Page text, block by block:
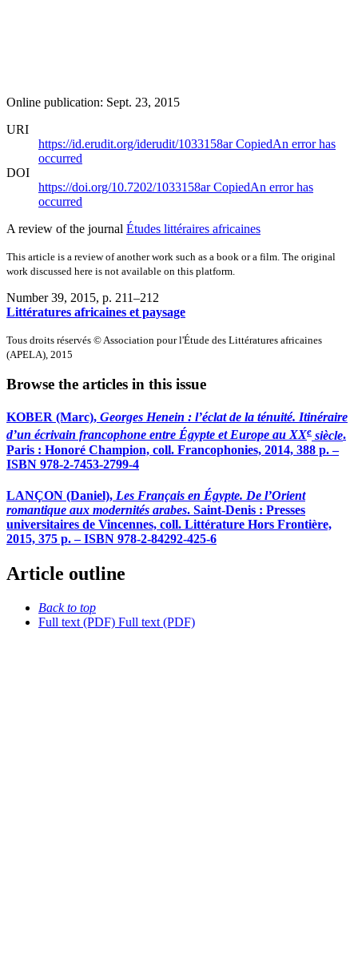
Online publication: Sept. 23, 2015
URI
https://id.erudit.org/iderudit/1033158arCopiedAn error has
occurred
DOI
https://doi.org/10.7202/1033158arCopiedAn error has
occurred
A review of the journal Études littéraires africaines
This article is a review of another work such as a book or a film. The original
work discussed here is not available on this platform.
Number 39, 2015, p. 211–212
Littératures africaines et paysage
Tous droits réservés © Association pour l'Étude des Littératures africaines
(APELA), 2015
Browse the articles in this issue
KOBER (Marc), Georges Henein : l’éclat de la ténuité. Itinéraire
d’un écrivain francophone entre Égypte et Europe auXXe siècle.
Paris : Honoré Champion, coll. Francophonies, 2014, 388 p. –
ISBN 978-2-7453-2799-4
LANÇON (Daniel), Les Français en Égypte. De l’Orient
romantique aux modernités arabes. Saint-Denis : Presses
universitaires de Vincennes, coll. Littérature Hors Frontière,
2015, 375 p. – ISBN 978-2-84292-425-6
Article outline
Back to top
Full text (PDF) Full text (PDF)